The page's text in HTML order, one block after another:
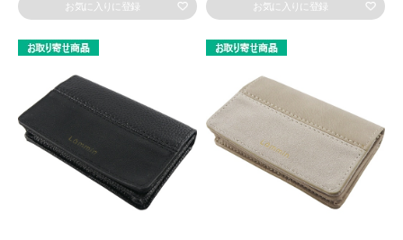
お気に入りに登録 お気に入りに登録